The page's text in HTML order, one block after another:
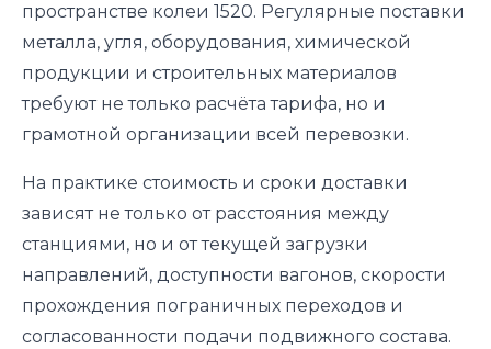
пространстве колеи 1520. Регулярные поставки
металла, угля, оборудования, химической
продукции и строительных материалов
требуют не только расчёта тарифа, но и
грамотной организации всей перевозки.
На практике стоимость и сроки доставки
зависят не только от расстояния между
станциями, но и от текущей загрузки
направлений, доступности вагонов, скорости
прохождения пограничных переходов и
согласованности подачи подвижного состава.